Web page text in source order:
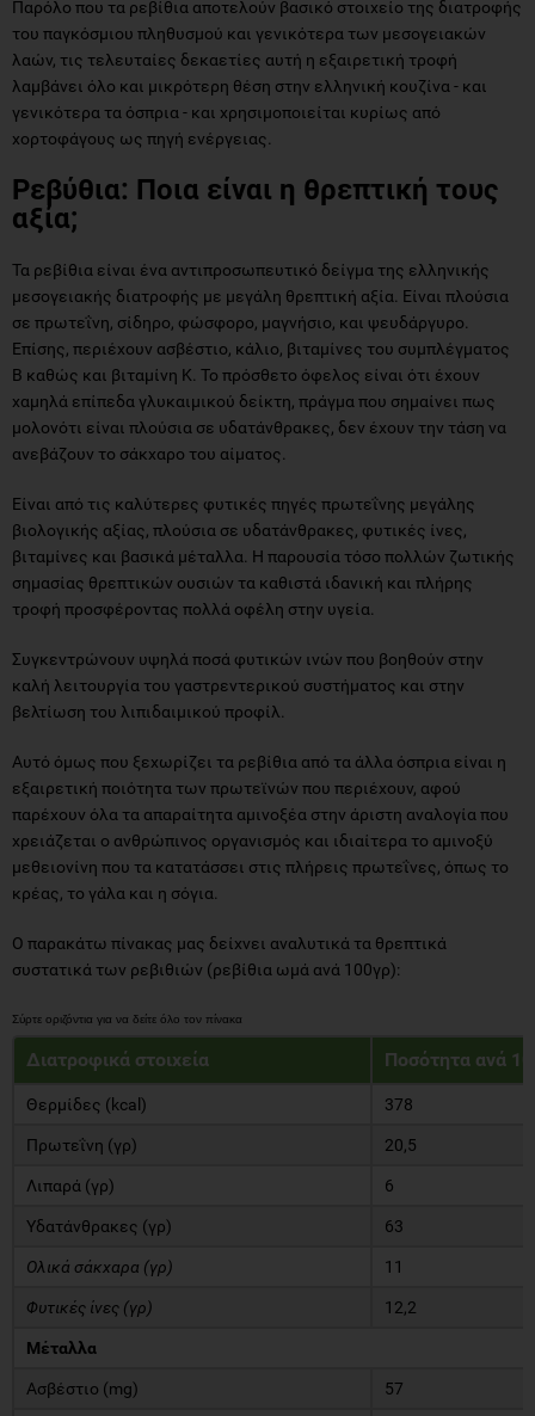
Παρόλο που τα ρεβίθια αποτελούν βασικό στοιχείο της διατροφής
του παγκόσμιου πληθυσμού και γενικότερα των μεσογειακών
λαών, τις τελευταίες δεκαετίες αυτή η εξαιρετική τροφή
λαμβάνει όλο και μικρότερη θέση στην ελληνική κουζίνα - και
γενικότερα τα όσπρια - και χρησιμοποιείται κυρίως από
χορτοφάγους ως πηγή ενέργειας.
Ρεβύθια: Ποια είναι η θρεπτική τους
αξία;
Τα ρεβίθια είναι ένα αντιπροσωπευτικό δείγμα της ελληνικής
μεσογειακής διατροφής με μεγάλη θρεπτική αξία. Είναι πλούσια
σε πρωτεΐνη, σίδηρο, φώσφορο, μαγνήσιο, και ψευδάργυρο.
Επίσης, περιέχουν ασβέστιο, κάλιο, βιταμίνες του συμπλέγματος
Β καθώς και βιταμίνη Κ. Το πρόσθετο όφελος είναι ότι έχουν
χαμηλά επίπεδα γλυκαιμικού δείκτη, πράγμα που σημαίνει πως
μολονότι είναι πλούσια σε υδατάνθρακες, δεν έχουν την τάση να
ανεβάζουν το σάκχαρο του αίματος.
Είναι από τις καλύτερες φυτικές πηγές πρωτεΐνης μεγάλης
βιολογικής αξίας, πλούσια σε υδατάνθρακες, φυτικές ίνες,
βιταμίνες και βασικά μέταλλα. Η παρουσία τόσο πολλών ζωτικής
σημασίας θρεπτικών ουσιών τα καθιστά ιδανική και πλήρης
τροφή προσφέροντας πολλά οφέλη στην υγεία.
Συγκεντρώνουν υψηλά ποσά φυτικών ινών που βοηθούν στην
καλή λειτουργία του γαστρεντερικού συστήματος και στην
βελτίωση του λιπιδαιμικού προφίλ.
Αυτό όμως που ξεχωρίζει τα ρεβίθια από τα άλλα όσπρια είναι η
εξαιρετική ποιότητα των πρωτεϊνών που περιέχουν, αφού
παρέχουν όλα τα απαραίτητα αμινοξέα στην άριστη αναλογία που
χρειάζεται ο ανθρώπινος οργανισμός και ιδιαίτερα το αμινοξύ
μεθειονίνη που τα κατατάσσει στις πλήρεις πρωτεΐνες, όπως το
κρέας, το γάλα και η σόγια.
Ο παρακάτω πίνακας μας δείχνει αναλυτικά τα θρεπτικά
συστατικά των ρεβιθιών (ρεβίθια ωμά ανά 100γρ):
Διατροφικά στοιχεία Ποσότητα ανά
Θερμίδες (kcal) 378
Πρωτεΐνη (γρ) 20,5
Λιπαρά (γρ) 6
Υδατάνθρακες (γρ) 63
Ολικά σάκχαρα (γρ) 11
Φυτικές ίνες (γρ) 12,2
Μέταλλα
Ασβέστιο (mg) 57